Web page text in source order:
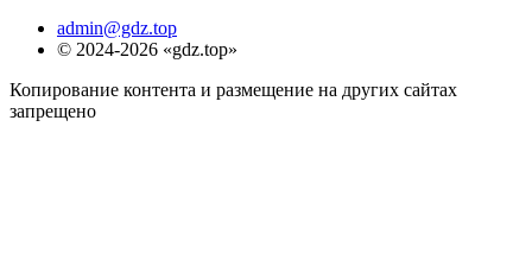
admin@gdz.top
© 2024-2026 «gdz.top»
Копирование контента и размещение на других сайтах
запрещено